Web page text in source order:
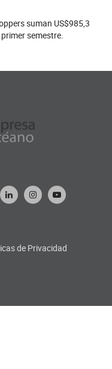
suman US$985,3
semestre.
de Privacidad